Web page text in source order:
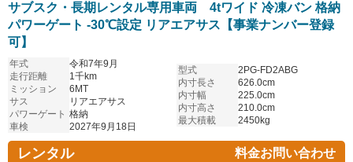
サブスク・長期レンタル専用車両 4tワイド 冷凍バン 格納
パワーゲート -30℃設定 リアエアサス【事業ナンバー登録
可】
年式
令和7年9月
走行距離
1千km
ミッション
6MT
サス
リアエアサス
パワーゲート 格納
車検
2027年9月18日
型式
2PG-FD2ABG
内寸長さ
626.0cm
内寸幅
225.0cm
内寸高さ
210.0cm
最大積載
2450kg
レンタル 料金お問い合わせ